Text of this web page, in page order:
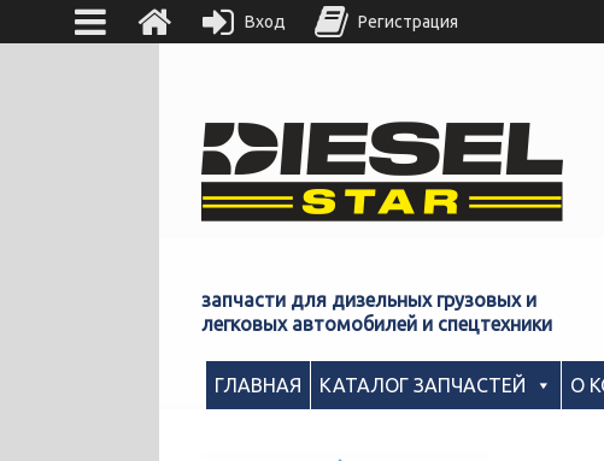
запчасти для дизельных грузовых и
легковых автомобилей и спецтехники
ГЛАВНАЯ КАТАЛОГ ЗАПЧАСТЕЙ О
Вход Регистрация